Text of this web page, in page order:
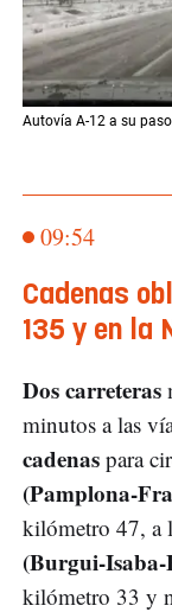
Autovía A-12 a su
09:54
Cadenas
135 y en la
Dos carreteras
minutos a las
cadenas para
(Pamplona-
kilómetro 47, a
(Burgui-
kilómetro 33 y